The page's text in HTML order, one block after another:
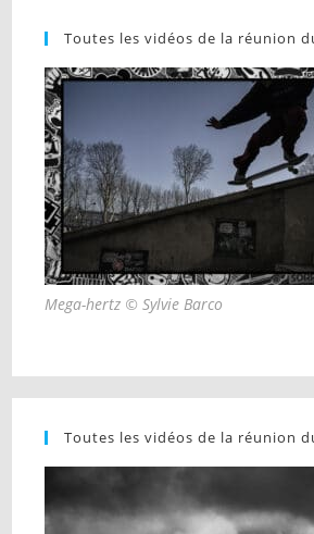
Toutes les vidéos de la réunion
Mega-hertz © Sylvie Barco
Toutes les vidéos de la réunion